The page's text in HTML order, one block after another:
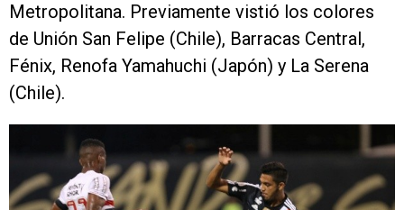
Metropolitana. Previamente vistió los colores
de Unión San Felipe (Chile), Barracas Central,
Fénix, Renofa Yamahuchi (Japón) y La Serena
(Chile).